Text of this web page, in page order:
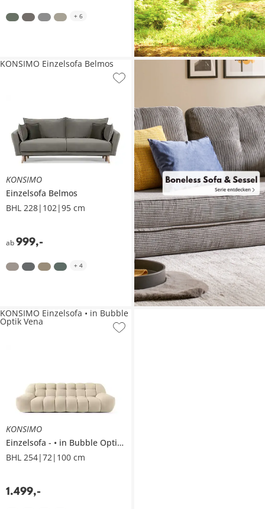
+ 6
KONSIMO
Einzelsofa Belmos
BHL 228|102|95 cm
ab999,-
KONSIMO Einzelsofa Belmos
+ 4
KONSIMO
Einzelsofa
• in Bubble Optik
BHL 254|72|100 cm
1.499,-
KONSIMO Einzelsofa • in Bubble
Optik Vena